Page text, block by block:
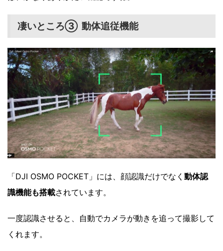
凄いところ③ 動体追従機能
「DJI OSMO POCKET」には、顔認識だけでなく 動体認
識機能も搭載されています。
一度認識させると、自動でカメラが動きを追って撮影して
くれます。